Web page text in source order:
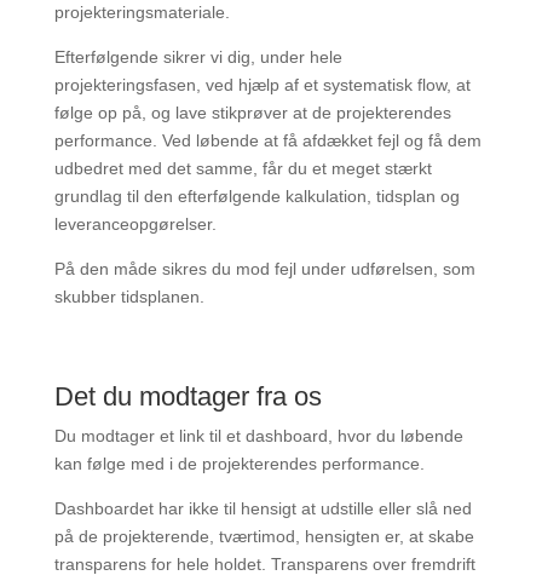
projekteringsmateriale.
Efterfølgende sikrer vi dig, under hele
projekteringsfasen, ved hjælp af et systematisk flow, at
følge op på, og lave stikprøver at de projekterendes
performance. Ved løbende at få afdækket fejl og få dem
udbedret med det samme, får du et meget stærkt
grundlag til den efterfølgende kalkulation, tidsplan og
leveranceopgørelser.
På den måde sikres du mod fejl under udførelsen, som
skubber tidsplanen.
Det du modtager fra os
Du modtager et link til et dashboard, hvor du løbende
kan følge med i de projekterendes performance.
Dashboardet har ikke til hensigt at udstille eller slå ned
på de projekterende, tværtimod, hensigten er, at skabe
transparens for hele holdet. Transparens over fremdrift